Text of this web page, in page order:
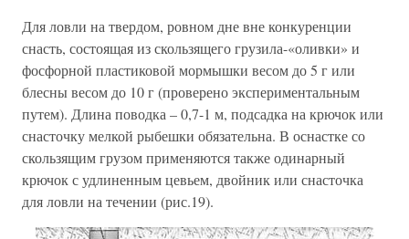
Для ловли на твердом, ровном дне вне конкуренции
снасть, состоящая из скользящего грузила-«оливки» и
фосфорной пластиковой мормышки весом до 5 г или
блесны весом до 10 г (проверено экспериментальным
путем). Длина поводка – 0,7-1 м, подсадка на крючок или
снасточку мелкой рыбешки обязательна. В оснастке со
скользящим грузом применяются также одинарный
крючок с удлиненным цевьем, двойник или снасточка
для ловли на течении (рис.19).